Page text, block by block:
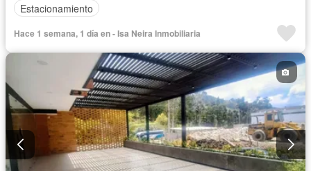
Estacionamiento
Hace 1 semana, 1 día en - Isa Neira Inmobiliaria